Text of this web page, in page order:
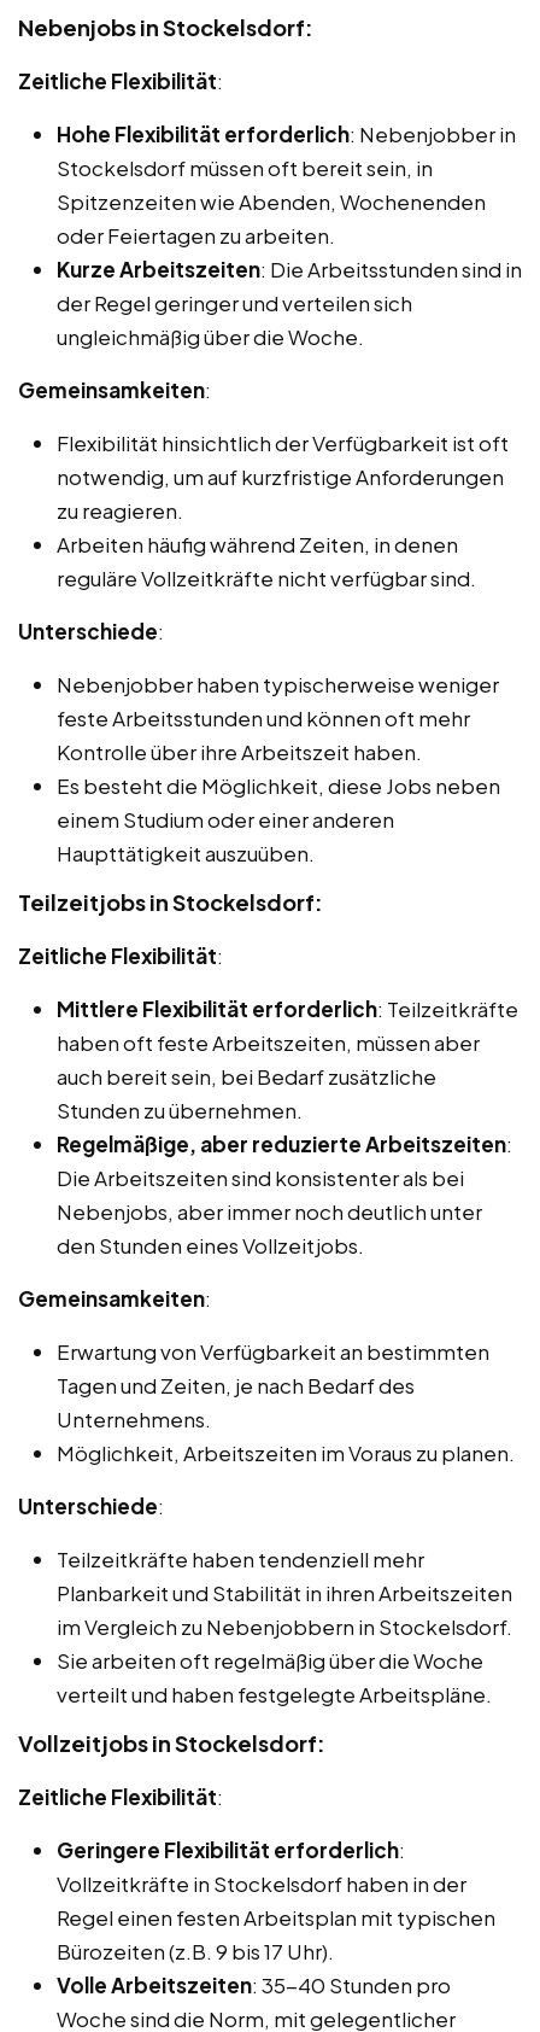
Nebenjobs in Stockelsdorf:
Zeitliche Flexibilität:
Hohe Flexibilität erforderlich: Nebenjobber in
Stockelsdorf müssen oft bereit sein, in
Spitzenzeiten wie Abenden, Wochenenden
oder Feiertagen zu arbeiten.
Kurze Arbeitszeiten: Die Arbeitsstunden sind in
der Regel geringer und verteilen sich
ungleichmäßig über die Woche.
Gemeinsamkeiten:
Flexibilität hinsichtlich der Verfügbarkeit ist oft
notwendig, um auf kurzfristige Anforderungen
zu reagieren.
Arbeiten häufig während Zeiten, in denen
reguläre Vollzeitkräfte nicht verfügbar sind.
Unterschiede:
Nebenjobber haben typischerweise weniger
feste Arbeitsstunden und können oft mehr
Kontrolle über ihre Arbeitszeit haben.
Es besteht die Möglichkeit, diese Jobs neben
einem Studium oder einer anderen
Haupttätigkeit auszuüben.
Teilzeitjobs in Stockelsdorf:
Zeitliche Flexibilität:
Mittlere Flexibilität erforderlich: Teilzeitkräfte
haben oft feste Arbeitszeiten, müssen aber
auch bereit sein, bei Bedarf zusätzliche
Stunden zu übernehmen.
Regelmäßige, aber reduzierte Arbeitszeiten:
Die Arbeitszeiten sind konsistenter als bei
Nebenjobs, aber immer noch deutlich unter
den Stunden eines Vollzeitjobs.
Gemeinsamkeiten:
Erwartung von Verfügbarkeit an bestimmten
Tagen und Zeiten, je nach Bedarf des
Unternehmens.
Möglichkeit, Arbeitszeiten im Voraus zu planen.
Unterschiede:
Teilzeitkräfte haben tendenziell mehr
Planbarkeit und Stabilität in ihren Arbeitszeiten
im Vergleich zu Nebenjobbern in Stockelsdorf.
Sie arbeiten oft regelmäßig über die Woche
verteilt und haben festgelegte Arbeitspläne.
Vollzeitjobs in Stockelsdorf:
Zeitliche Flexibilität:
Geringere Flexibilität erforderlich:
Vollzeitkräfte in Stockelsdorf haben in der
Regel einen festen Arbeitsplan mit typischen
Bürozeiten (z.B. 9 bis 17 Uhr).
Volle Arbeitszeiten: 35-40 Stunden pro
Woche sind die Norm, mit gelegentlicher